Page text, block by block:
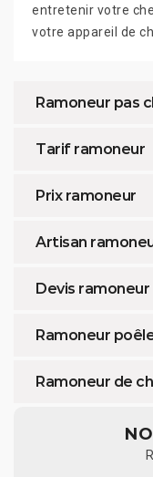
entretenir votre
votre appareil de
Ramoneur pas
Tarif ramoneur
Prix ramoneur
Artisan
Devis ramoneur
Ramoneur
Ramoneur de